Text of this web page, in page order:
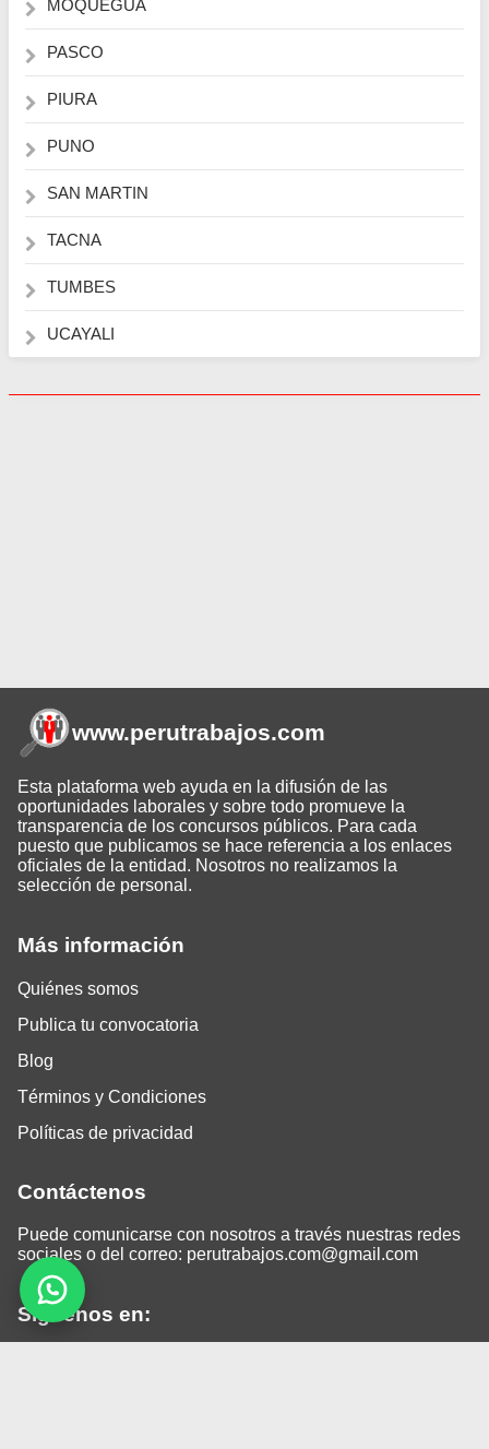
MOQUEGUA
PASCO
PIURA
PUNO
SAN MARTIN
TACNA
TUMBES
UCAYALI
Más información
Quiénes somos
Publica tu convocatoria
Blog
Términos y Condiciones
Políticas de privacidad
Contáctenos
Puede comunicarse con nosotros a través nuestras redes
sociales o del correo: perutrabajos.com@gmail.com
Siguenos en:
www.perutrabajos.com
Esta plataforma web ayuda en la difusión de las
oportunidades laborales y sobre todo promueve la
transparencia de los concursos públicos. Para cada
puesto que publicamos se hace referencia a los enlaces
oficiales de la entidad. Nosotros no realizamos la
selección de personal.